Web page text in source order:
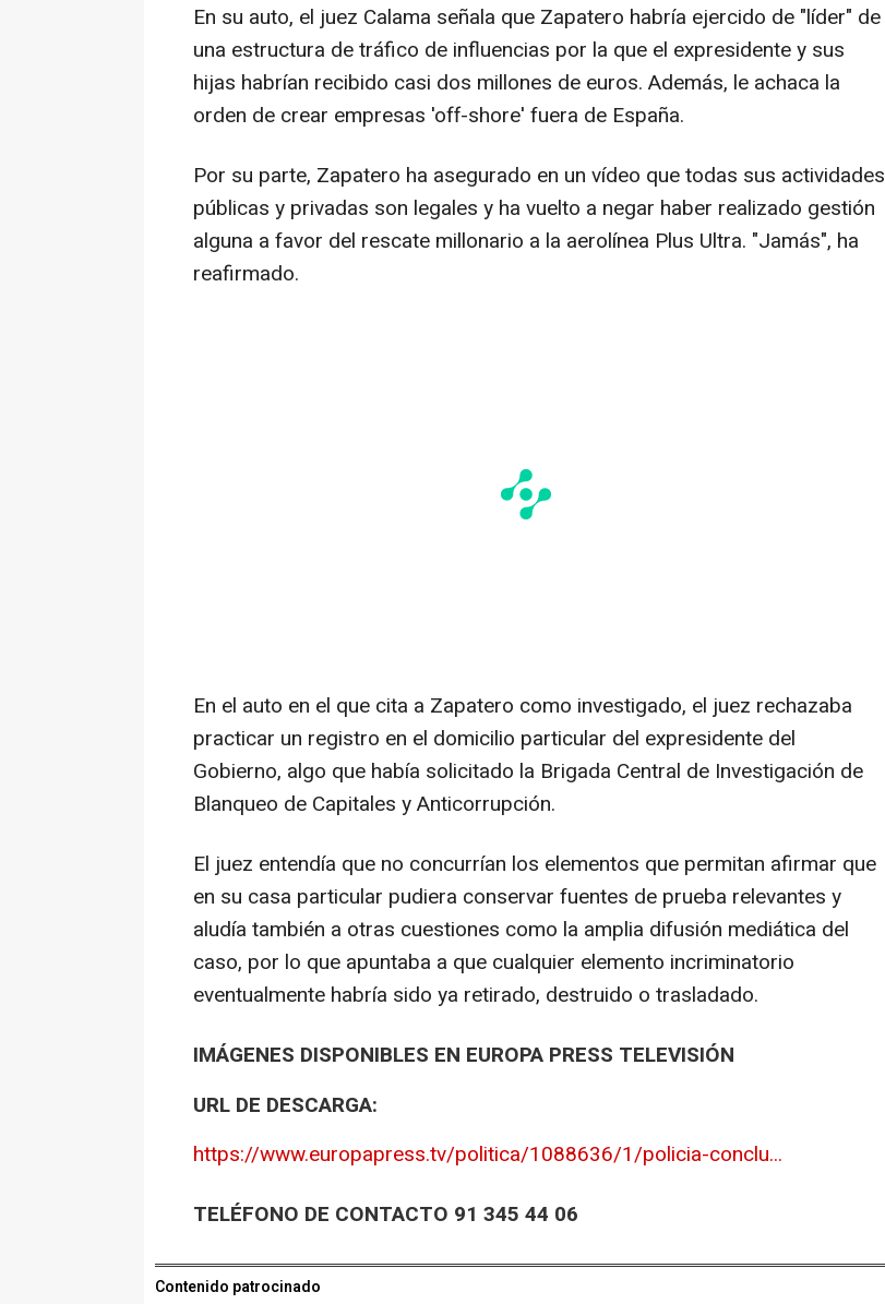
En su auto, el juez Calama señala que Zapatero habría ejercido de "líder" de
una estructura de tráfico de influencias por la que el expresidente y sus
hijas habrían recibido casi dos millones de euros. Además, le achaca la
orden de crear empresas 'off-shore' fuera de España.
Por su parte, Zapatero ha asegurado en un vídeo que todas sus actividades
públicas y privadas son legales y ha vuelto a negar haber realizado gestión
alguna a favor del rescate millonario a la aerolínea Plus Ultra. "Jamás", ha
reafirmado.
En el auto en el que cita a Zapatero como investigado, el juez rechazaba
practicar un registro en el domicilio particular del expresidente del
Gobierno, algo que había solicitado la Brigada Central de Investigación de
Blanqueo de Capitales y Anticorrupción.
El juez entendía que no concurrían los elementos que permitan afirmar que
en su casa particular pudiera conservar fuentes de prueba relevantes y
aludía también a otras cuestiones como la amplia difusión mediática del
caso, por lo que apuntaba a que cualquier elemento incriminatorio
eventualmente habría sido ya retirado, destruido o trasladado.
IMÁGENES DISPONIBLES EN EUROPA PRESS TELEVISIÓN
URL DE DESCARGA:
https://www.europapress.tv/politica/1088636/1/policia-conclu...
TELÉFONO DE CONTACTO 91 345 44 06
Contenido patrocinado